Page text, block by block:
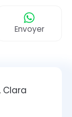
Envoyer
Clara